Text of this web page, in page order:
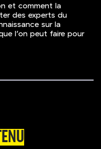
et comment la
des experts du
sur la
l’on peut faire pour